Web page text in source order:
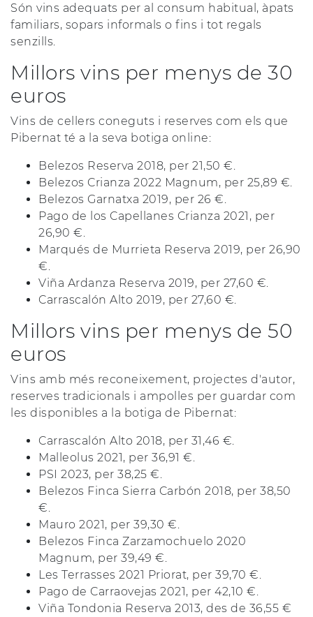
Són vins adequats per al consum habitual, àpats
familiars, sopars informals o fins i tot regals
senzills.
Millors vins per menys de 30
euros
Vins de cellers coneguts i reserves com els que
Pibernat té a la seva botiga online:
Belezos Reserva 2018, per 21,50 €.
Belezos Crianza 2022 Magnum, per 25,89 €.
Belezos Garnatxa 2019, per 26 €.
Pago de los Capellanes Crianza 2021, per
26,90 €.
Marqués de Murrieta Reserva 2019, per 26,90
€.
Viña Ardanza Reserva 2019, per 27,60 €.
Carrascalón Alto 2019, per 27,60 €.
Millors vins per menys de 50
euros
Vins amb més reconeixement, projectes d'autor,
reserves tradicionals i ampolles per guardar com
les disponibles a la botiga de Pibernat:
Carrascalón Alto 2018, per 31,46 €.
Malleolus 2021, per 36,91 €.
PSI 2023, per 38,25 €.
Belezos Finca Sierra Carbón 2018, per 38,50
€.
Mauro 2021, per 39,30 €.
Belezos Finca Zarzamochuelo 2020
Magnum, per 39,49 €.
Les Terrasses 2021 Priorat, per 39,70 €.
Pago de Carraovejas 2021, per 42,10 €.
Viña Tondonia Reserva 2013, des de 36,55 €